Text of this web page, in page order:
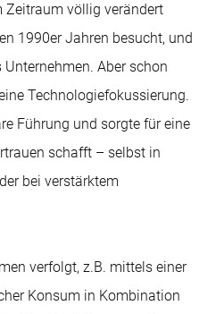
Zeitraum völlig verändert
1990er Jahren besucht, und
Aber schon
Technologiefokussierung.
Führung und sorgte für eine
schafft – selbst in
bei verstärktem
verfolgt, z.B. mittels einer
Konsum in Kombination